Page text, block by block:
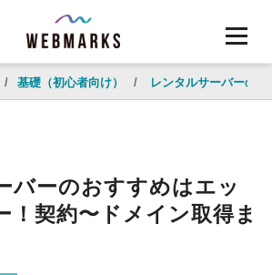
/ 基礎（初心者向け） / レンタルサーバーの
バーのおすすめはエッ
！契約〜ドメイン取得ま